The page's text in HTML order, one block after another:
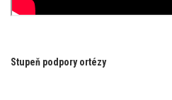
Stupeň podpory ortézy